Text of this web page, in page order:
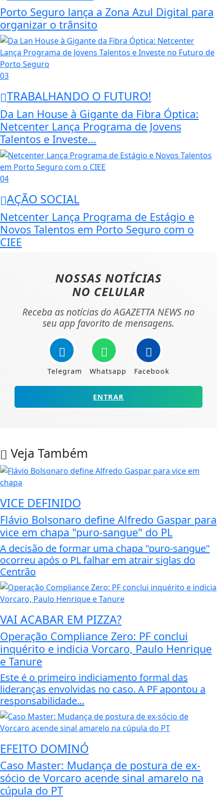
Porto Seguro lança a Zona Azul Digital para
organizar o trânsito
03
TRABALHANDO O FUTURO!
Da Lan House à Gigante da Fibra Óptica:
Netcenter Lança Programa de Jovens
Talentos e Investe...
04
AÇÃO SOCIAL
Netcenter Lança Programa de Estágio e
Novos Talentos em Porto Seguro com o
CIEE
NOSSAS NOTÍCIAS
NO CELULAR
Receba as notícias do AGAZETTA NEWS no
seu app favorito de mensagens.
Telegram Whatsapp Facebook
ENTRAR
Veja Também
VICE DEFINIDO
Flávio Bolsonaro define Alfredo Gaspar para
vice em chapa "puro-sangue" do PL
A decisão de formar uma chapa "puro-sangue"
ocorreu após o PL falhar em atrair siglas do
Centrão
VAI ACABAR EM PIZZA?
Operação Compliance Zero: PF conclui
inquérito e indicia Vorcaro, Paulo Henrique
e Tanure
Este é o primeiro indiciamento formal das
lideranças envolvidas no caso. A PF apontou a
responsabilidade...
EFEITO DOMINÓ
Caso Master: Mudança de postura de ex-
sócio de Vorcaro acende sinal amarelo na
cúpula do PT